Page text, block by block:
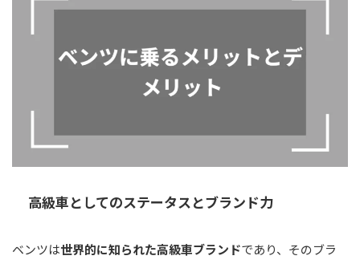
高級車としてのステータスとブランド力
ベンツは世界的に知られた高級車ブランドであり、そのブラ